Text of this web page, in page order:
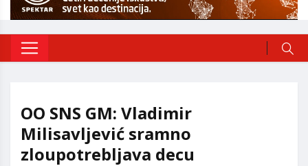
OO SNS GM: Vladimir
Milisavljević sramno
zloupotrebljava decu